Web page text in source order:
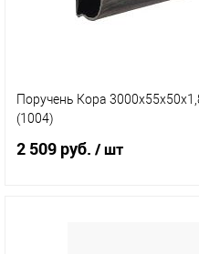
Поручень Кора
(1004)
2 509 руб. / шт